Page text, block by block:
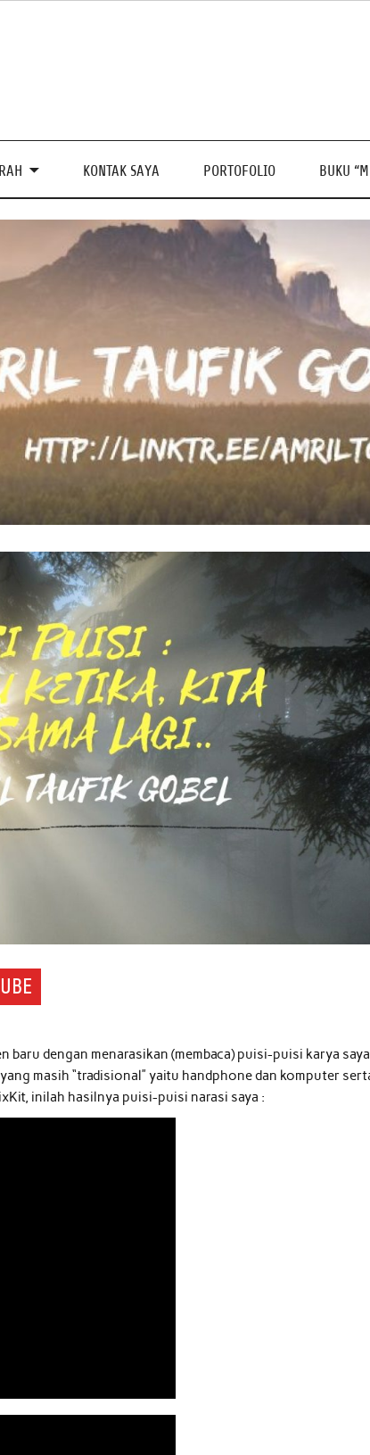
KONTAK SAYA PORTOFOLIO BUKU
dengan menarasikan (membaca) puisi-puisi karya
masih “tradisional” yaitu handphone dan komputer
inilah hasilnya puisi-puisi narasi saya :